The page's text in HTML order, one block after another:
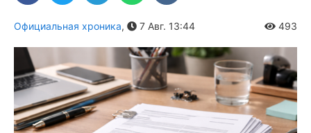
Официальная хроника, 7 Авг. 13:44 493